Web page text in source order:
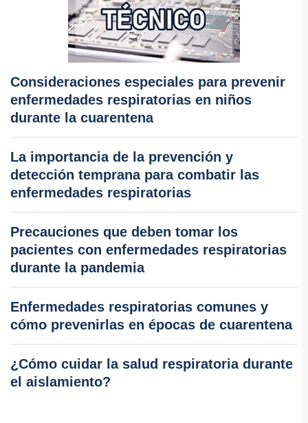
Consideraciones especiales para prevenir
enfermedades respiratorias en niños
durante la cuarentena
La importancia de la prevención y
detección temprana para combatir las
enfermedades respiratorias
Precauciones que deben tomar los
pacientes con enfermedades respiratorias
durante la pandemia
Enfermedades respiratorias comunes y
cómo prevenirlas en épocas de cuarentena
¿Cómo cuidar la salud respiratoria durante
el aislamiento?